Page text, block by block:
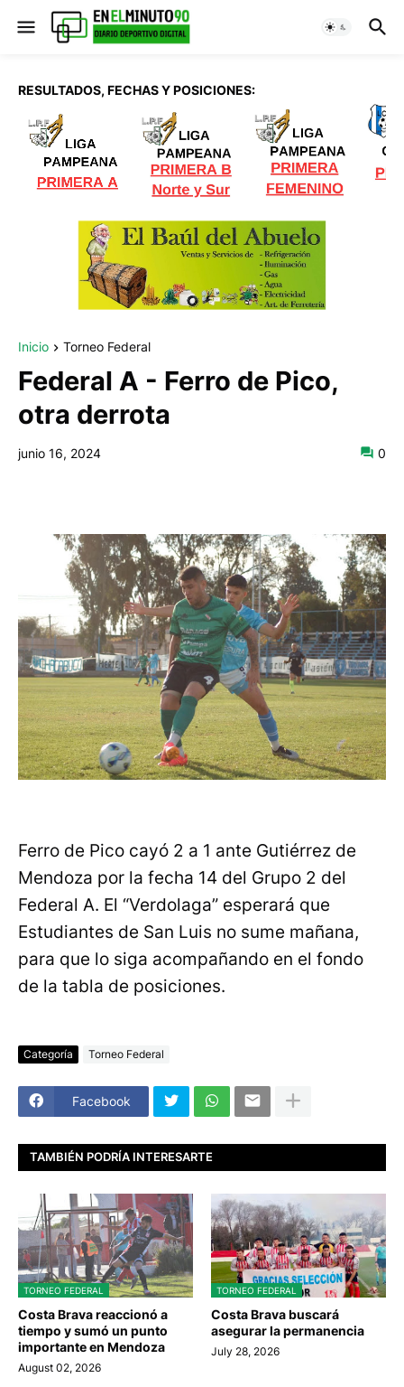
RESULTADOS, FECHAS Y POSICIONES:
Inicio Torneo Federal
Federal A - Ferro de Pico,
otra derrota
junio 16, 2024 0
Ferro de Pico cayó 2 a 1 ante Gutiérrez de
Mendoza por la fecha 14 del Grupo 2 del
Federal A. El “Verdolaga” esperará que
Estudiantes de San Luis no sume mañana,
para que lo siga acompañando en el fondo
de la tabla de posiciones.
Categoría Torneo Federal
Facebook
TAMBIÉN PODRÍA INTERESARTE
TORNEO FEDERAL
Costa Brava reaccionó a
tiempo y sumó un punto
importante en Mendoza
August 02, 2026
TORNEO FEDERAL
Costa Brava buscará
asegurar la permanencia
July 28, 2026